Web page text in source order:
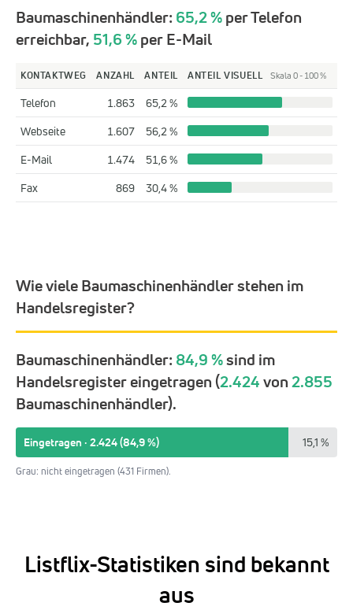
Baumaschinenhändler: 65,2 %per Telefon
erreichbar, 51,6 %per E-Mail
KONTAKTWEG ANZAHL ANTEIL ANTEIL VISUELL Skala 0 - 100 %
Telefon 1.863
65,2 %
Webseite
1.607
56,2 %
E-Mail
1.474
51,6 %
Fax
869 30,4 %
Wie viele Baumaschinenhändler stehen im
Handelsregister?
Baumaschinenhändler: 84,9 %sind im
Handelsregister eingetragen (2.424von2.855
Baumaschinenhändler).
Eingetragen · 2.424 (84,9 %) 15,1 %
Grau: nicht eingetragen (431 Firmen).
Listflix-Statistiken sind bekannt
aus